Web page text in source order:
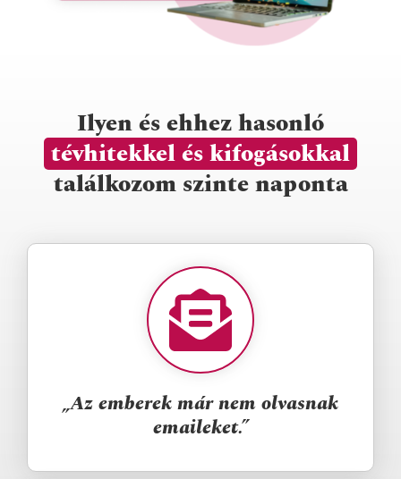
Ilyen és ehhez hasonló
tévhitekkel és kifogásokkal
találkozom szinte naponta
„Az emberek már nem olvasnak
emaileket.”